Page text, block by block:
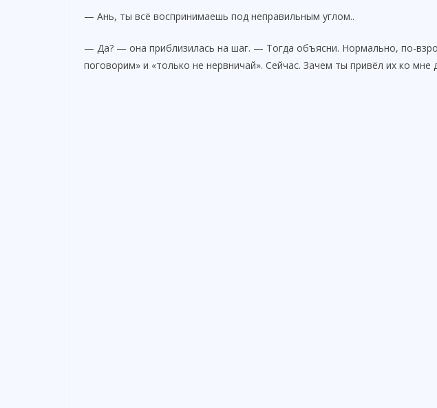
— Ань, ты всё воспринимаешь под неправильным углом..
— Да? — она приблизилась на шаг. — Тогда объясни. Нормально, по-
поговорим» и «только не нервничай». Сейчас. Зачем ты привёл их ко мне